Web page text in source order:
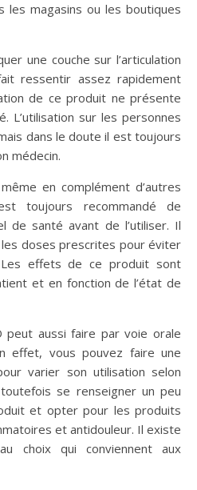
les magasins ou les boutiques
une couche sur l’articulation
ressentir assez rapidement
de ce produit ne présente
L’utilisation sur les personnes
dans le doute il est toujours
médecin.
en complément d’autres
toujours recommandé de
de santé avant de l’utiliser. Il
doses prescrites pour éviter
effets de ce produit sont
et en fonction de l’état de
peut aussi faire par voie orale
effet, vous pouvez faire une
varier son utilisation selon
se renseigner un peu
et opter pour les produits
et antidouleur. Il existe
choix qui conviennent aux